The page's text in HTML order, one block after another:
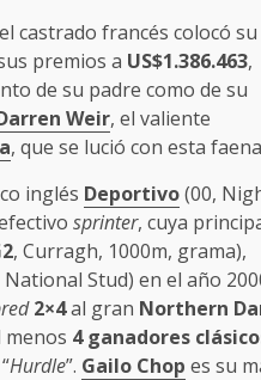
castrado francés colocó su
premios a US$1.386.463,
de su padre como de su
Weir, el valiente
, que se lució con esta
inglés Deportivo(00,
sprinter, cuya
, Curragh, 1000m, grama),
Stud) en el año
2×4al gran Northern
menos 4 ganadores
Hurdle”. Gailo Chop es su